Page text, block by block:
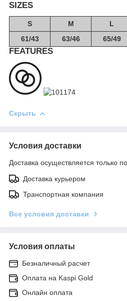
SIZES
S M L
61/43
63/46 65/49
FEATURES
Скрыть
Условия доставки
Доставка осуществляется только
Доставка курьером
Транспортная компания
Все условия доставки
Условия оплаты
Безналичный расчет
Оплата на Kaspi Gold
Онлайн оплата